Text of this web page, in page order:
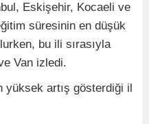
Eskişehir, Kocaeli ve
süresinin en düşük
bu ili sırasıyla
Van izledi.
artış gösterdiği il